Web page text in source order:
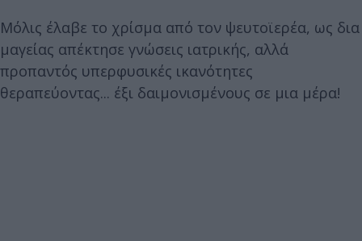
Μόλις έλαβε το χρίσμα από τον ψευτοϊερέα, ως δια
μαγείας απέκτησε γνώσεις ιατρικής, αλλά
προπαντός υπερφυσικές ικανότητες
θεραπεύοντας... έξι δαιμονισμένους σε μια μέρα!